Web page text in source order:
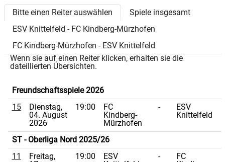
Bitte einen Reiter auswählen
Spiele insgesamt
ESV Knittelfeld - FC Kindberg-Mürzhofen
FC Kindberg-Mürzhofen - ESV Knittelfeld
Wenn sie auf einen Reiter klicken, erhalten sie die
dateillierten Übersichten.
Freundschaftsspiele 2026
15
Dienstag,
04. August
2026
19:00
FC
Kindberg-
Mürzhofen
-
ESV
Knittelfeld
ST - Oberliga Nord 2025/26
11
Freitag,
19:00
ESV
-
FC